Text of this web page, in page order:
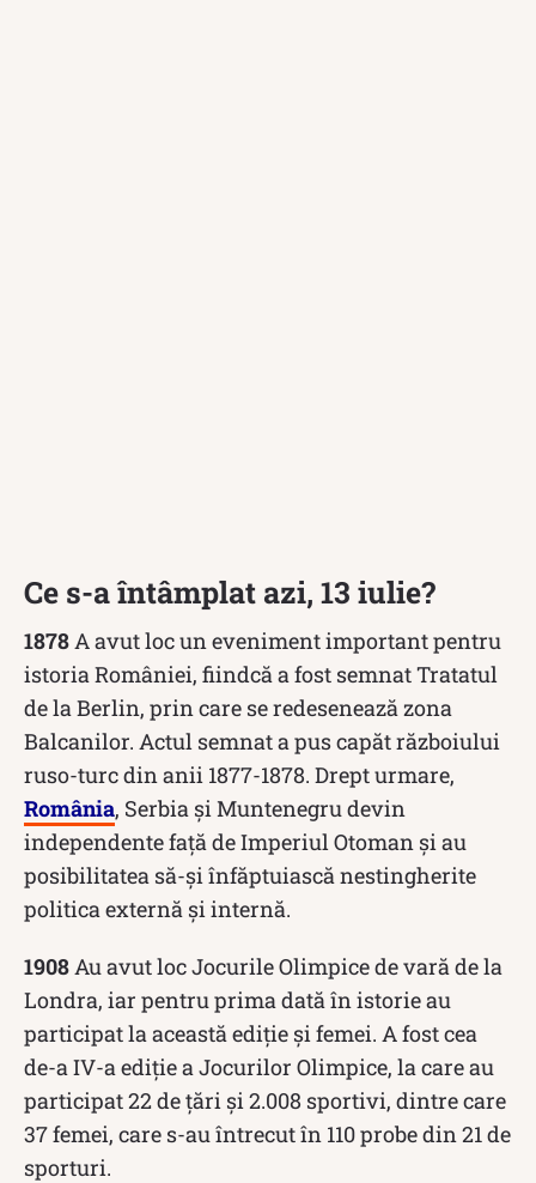
Ce s-a întâmplat azi, 13 iulie?
1878 A avut loc un eveniment important pentru
istoria României, fiindcă a fost semnat Tratatul
de la Berlin, prin care se redesenează zona
Balcanilor. Actul semnat a pus capăt războiului
ruso-turc din anii 1877-1878. Drept urmare,
România, Serbia și Muntenegru devin
independente față de Imperiul Otoman și au
posibilitatea să-și înfăptuiască nestingherite
politica externă și internă.
1908 Au avut loc Jocurile Olimpice de vară de la
Londra, iar pentru prima dată în istorie au
participat la această ediție și femei. A fost cea
de-a IV-a ediție a Jocurilor Olimpice, la care au
participat 22 de țări și 2.008 sportivi, dintre care
37 femei, care s-au întrecut în 110 probe din 21 de
sporturi.